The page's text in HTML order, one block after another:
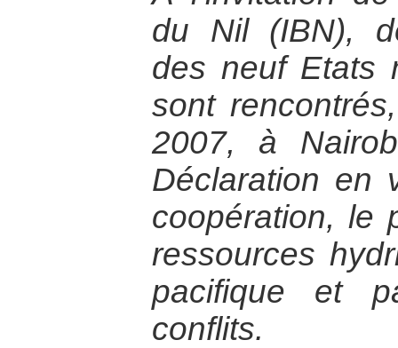
du Nil (IBN),
des neuf Etats
sont
2007, à
Déclaration en
coopération, le
ressources
pacifique et
conflits.